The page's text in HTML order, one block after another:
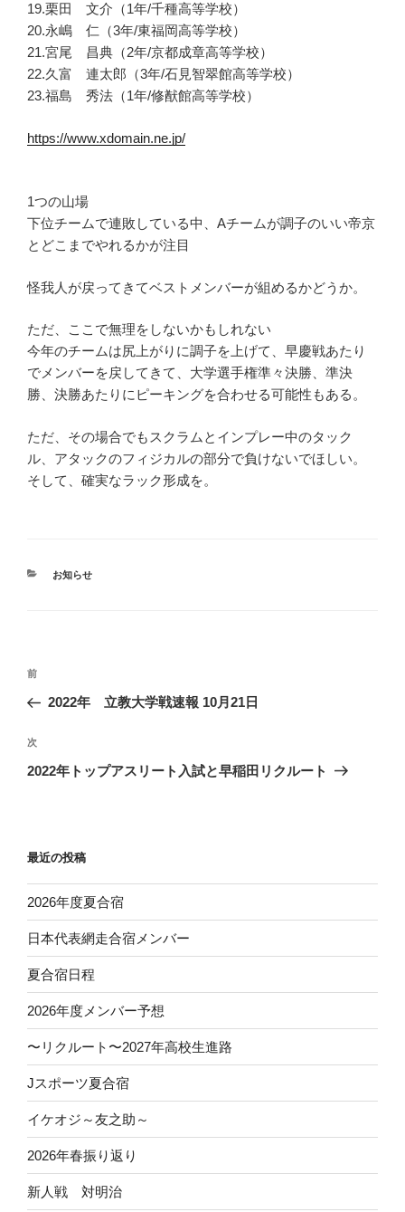
19.栗田 文介（1年/千種高等学校）
20.永嶋 仁（3年/東福岡高等学校）
21.宮尾 昌典（2年/京都成章高等学校）
22.久富 連太郎（3年/石見智翠館高等学校）
23.福島 秀法（1年/修猷館高等学校）
https://www.xdomain.ne.jp/
1つの山場
下位チームで連敗している中、Aチームが調子のいい帝京
とどこまでやれるかが注目
怪我人が戻ってきてベストメンバーが組めるかどうか。
ただ、ここで無理をしないかもしれない
今年のチームは尻上がりに調子を上げて、早慶戦あたり
でメンバーを戻してきて、大学選手権準々決勝、準決
勝、決勝あたりにピーキングを合わせる可能性もある。
ただ、その場合でもスクラムとインプレー中のタック
ル、アタックのフィジカルの部分で負けないでほしい。
そして、確実なラック形成を。
カ
お知らせ
投
ナ
ビ
ゲ
ン
前
の
稿
前
2022年 立教大学戦速報 10月21日
次
の
次
2022年トップアスリート入試と早稲田リクルート
最近の投稿
2026年度夏合宿
日本代表網走合宿メンバー
夏合宿日程
2026年度メンバー予想
〜リクルート〜2027年高校生進路
Jスポーツ夏合宿
イケオジ～友之助～
2026年春振り返り
新人戦 対明治